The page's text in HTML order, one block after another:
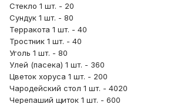
Стекло 1 шт. - 20
Сундук 1 шт. - 80
Терракота 1 шт. - 40
Тростник 1 шт. - 40
Уголь 1 шт. - 80
Улей (пасека) 1 шт. - 360
Цветок хоруса 1 шт. - 200
Чародейский стол 1 шт. - 4020
Черепаший щиток 1 шт. - 600